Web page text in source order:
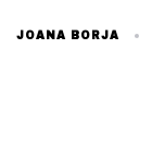
JOANA BORJA